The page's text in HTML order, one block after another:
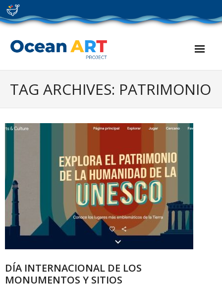
Skip
to
content
TAG ARCHIVES: PATRIMONIO
DÍA INTERNACIONAL DE LOS
MONUMENTOS Y SITIOS